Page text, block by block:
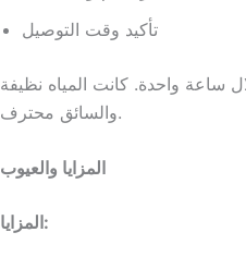
تأكيد وقت التوصيل
ساعة واحدة. كانت المياه نظيفة
والسائق محترف.
المزايا والعيوب
المزايا: